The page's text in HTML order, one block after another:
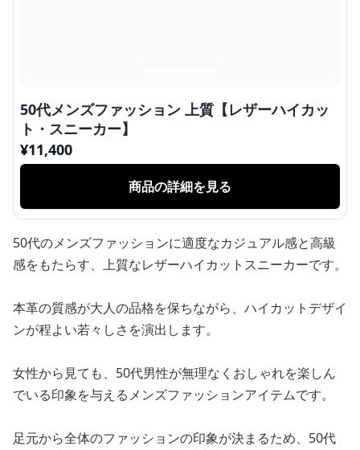
50代メンズファッション 上質【レザーハイカッ
ト・スニーカー】
¥11,400
商品の詳細を見る
50代のメンズファッションに適度なカジュアル感と高級
感をもたらす、上質なレザーハイカットスニーカーです。
本革の質感が大人の品格を保ちながら、ハイカットデザイ
ンが程よい若々しさを演出します。
女性から見ても、50代男性が無理なくおしゃれを楽しん
でいる印象を与えるメンズファッションアイテムです。
足元から全体のファッションの印象が決まるため、50代